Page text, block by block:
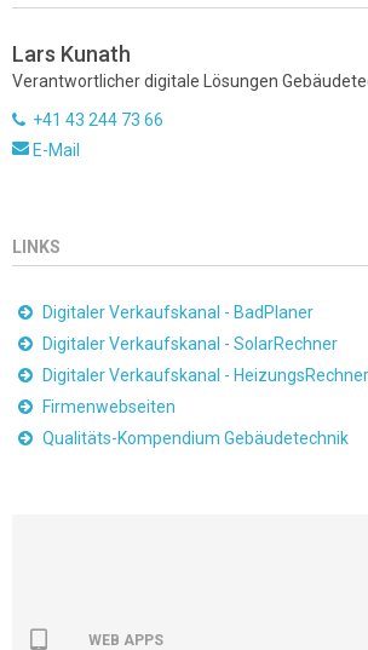
Lars Kunath
Verantwortlicher digitale Lösungen
+41 43 244 73 66
E-Mail
LINKS
Digitaler Verkaufskanal - BadPlaner
Digitaler Verkaufskanal - SolarRechner
Digitaler Verkaufskanal - HeizungsRechner
Firmenwebseiten
Qualitäts-Kompendium Gebäudetechnik
WEB APPS